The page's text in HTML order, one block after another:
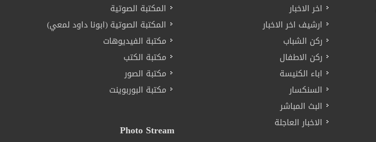
اخر الاخبار
ارشيف اخر الاخبار
ركن الشباب
ركن الاطفال
اباء الكنيسة
السنكسار
البث المباشر
الاخبار العاجلة
المكتبة الصوتية
المكتبة الصوتية (ابونا داود لمعي)
مكتبة الفيديوهات
مكتبة الكتب
مكتبة الصور
مكتبة البوربوينت
Photo Stream